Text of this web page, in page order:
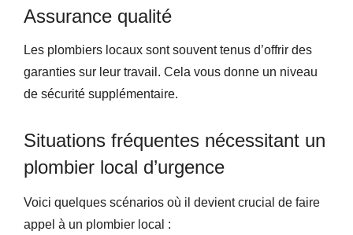
Assurance qualité
Les plombiers locaux sont souvent tenus d’offrir des
garanties sur leur travail. Cela vous donne un niveau
de sécurité supplémentaire.
Situations fréquentes nécessitant un
plombier local d’urgence
Voici quelques scénarios où il devient crucial de faire
appel à un plombier local :